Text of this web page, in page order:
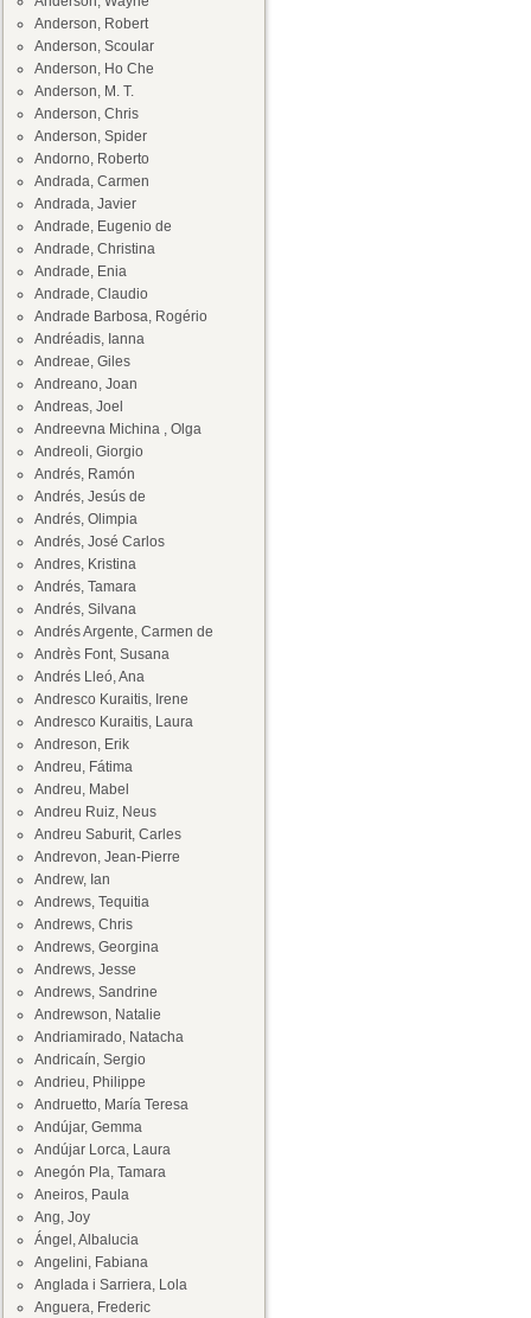
Anderson, Robert
Anderson, Scoular
Anderson, Ho Che
Anderson, M. T.
Anderson, Chris
Anderson, Spider
Andorno, Roberto
Andrada, Carmen
Andrada, Javier
Andrade, Eugenio de
Andrade, Christina
Andrade, Enia
Andrade, Claudio
Andrade Barbosa, Rogério
Andréadis, Ianna
Andreae, Giles
Andreano, Joan
Andreas, Joel
Andreevna Michina , Olga
Andreoli, Giorgio
Andrés, Ramón
Andrés, Jesús de
Andrés, Olimpia
Andrés, José Carlos
Andres, Kristina
Andrés, Tamara
Andrés, Silvana
Andrés Argente, Carmen de
Andrès Font, Susana
Andrés Lleó, Ana
Andresco Kuraitis, Irene
Andresco Kuraitis, Laura
Andreson, Erik
Andreu, Fátima
Andreu, Mabel
Andreu Ruiz, Neus
Andreu Saburit, Carles
Andrevon, Jean-Pierre
Andrew, Ian
Andrews, Tequitia
Andrews, Chris
Andrews, Georgina
Andrews, Jesse
Andrews, Sandrine
Andrewson, Natalie
Andriamirado, Natacha
Andricaín, Sergio
Andrieu, Philippe
Andruetto, María Teresa
Andújar, Gemma
Andújar Lorca, Laura
Anegón Pla, Tamara
Aneiros, Paula
Ang, Joy
Ángel, Albalucia
Angelini, Fabiana
Anglada i Sarriera, Lola
Anguera, Frederic